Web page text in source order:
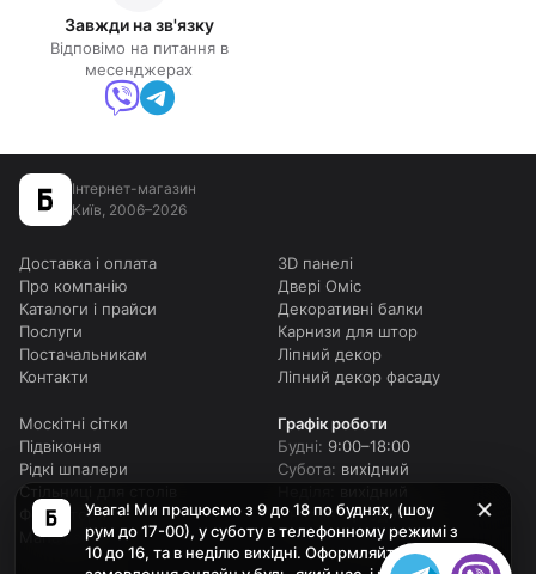
Завжди на зв'язку
Відповімо на питання в
месенджерах
Інтернет-магазин
Київ, 2006–2026
Доставка і оплата
Про компанію
Каталоги і прайси
Послуги
Постачальникам
Контакти
3D панелі
Двері Оміс
Декоративні балки
Карнизи для штор
Ліпний декор
Ліпний декор фасаду
Москітні сітки
Підвіконня
Рідкі шпалери
Стільниці для столів
Фотоштори
Мапа сайту
Графік роботи
Будні: 9:00–18:00
Субота: вихідний
Онлайн:цілодобово
Увага! Ми працюємо з 9 до 18 по буднях, (шоу
рум до 17-00), у суботу в телефонному режимі з
10 до 16, та в неділю вихідні. Оформляйте